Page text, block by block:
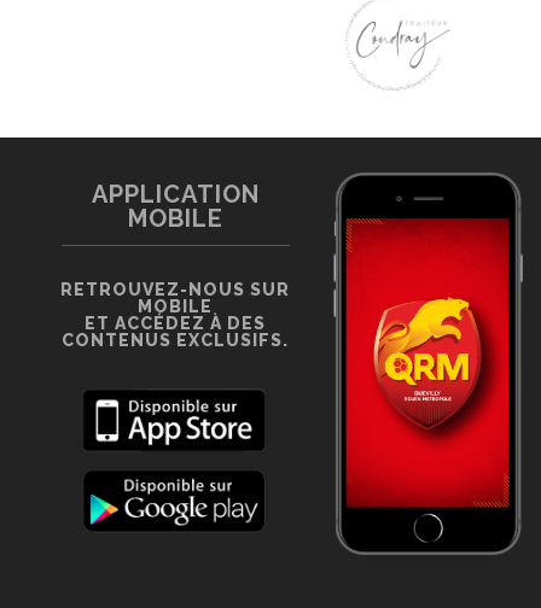
APPLICATION
MOBILE
RETROUVEZ-NOUS SUR
MOBILE
ET ACCÉDEZ À DES
CONTENUS EXCLUSIFS.